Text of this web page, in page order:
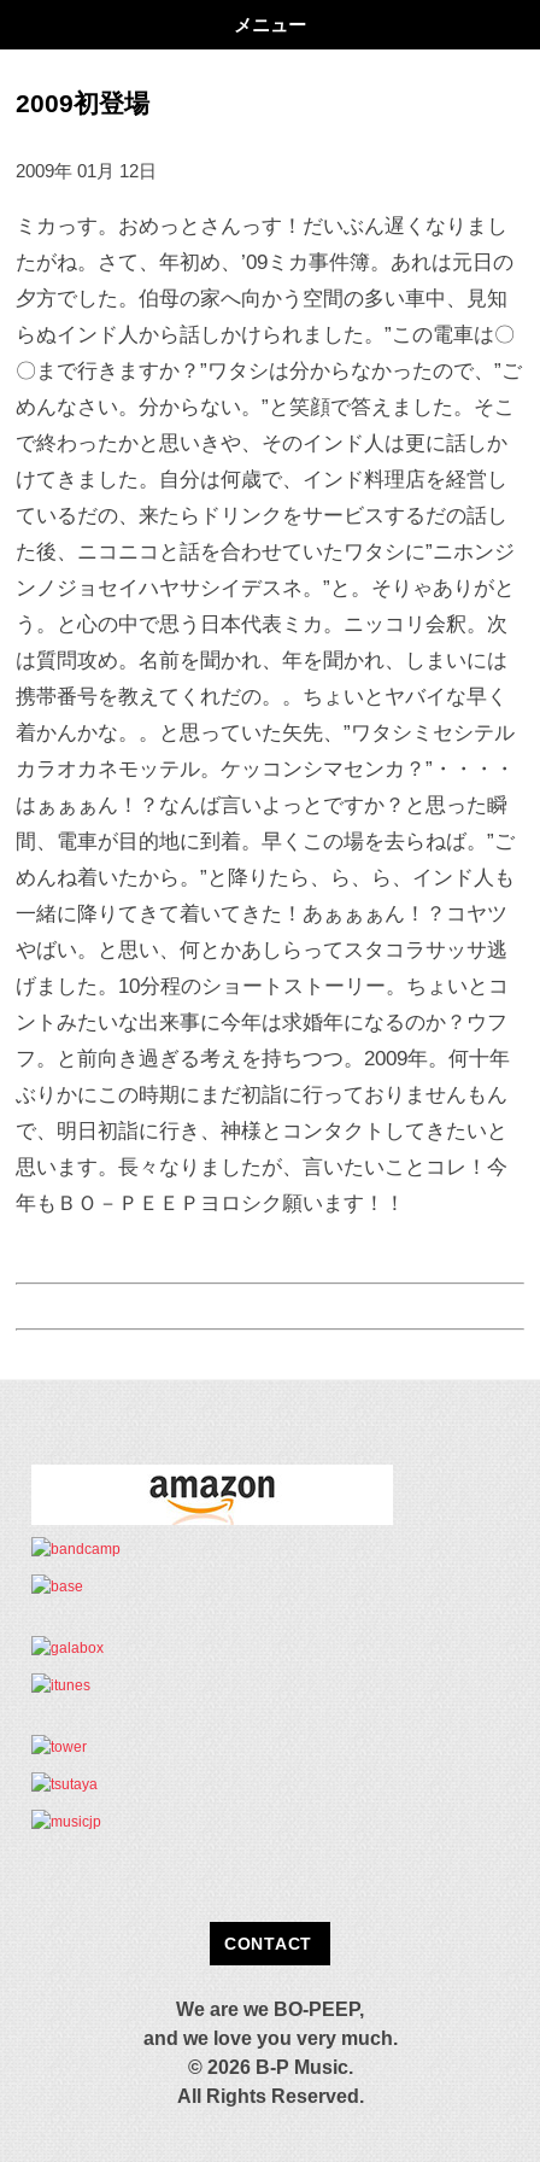
メニュー
2009初登場
2009年 01月 12日
ミカっす。おめっとさんっす！だいぶん遅くなりまし
たがね。さて、年初め、’09ミカ事件簿。あれは元日の
夕方でした。伯母の家へ向かう空間の多い車中、見知
らぬインド人から話しかけられました。”この電車は〇
〇まで行きますか？”ワタシは分からなかったので、”ご
めんなさい。分からない。”と笑顔で答えました。そこ
で終わったかと思いきや、そのインド人は更に話しか
けてきました。自分は何歳で、インド料理店を経営し
ているだの、来たらドリンクをサービスするだの話し
た後、ニコニコと話を合わせていたワタシに”ニホンジ
ンノジョセイハヤサシイデスネ。”と。そりゃありがと
う。と心の中で思う日本代表ミカ。ニッコリ会釈。次
は質問攻め。名前を聞かれ、年を聞かれ、しまいには
携帯番号を教えてくれだの。。ちょいとヤバイな早く
着かんかな。。と思っていた矢先、”ワタシミセシテル
カラオカネモッテル。ケッコンシマセンカ？”・・・・
はぁぁぁん！？なんば言いよっとですか？と思った瞬
間、電車が目的地に到着。早くこの場を去らねば。”ご
めんね着いたから。”と降りたら、ら、ら、インド人も
一緒に降りてきて着いてきた！あぁぁぁん！？コヤツ
やばい。と思い、何とかあしらってスタコラサッサ逃
げました。10分程のショートストーリー。ちょいとコ
ントみたいな出来事に今年は求婚年になるのか？ウフ
フ。と前向き過ぎる考えを持ちつつ。2009年。何十年
ぶりかにこの時期にまだ初詣に行っておりませんもん
で、明日初詣に行き、神様とコンタクトしてきたいと
思います。長々なりましたが、言いたいことコレ！今
年もＢＯ－ＰＥＥＰヨロシク願います！！
CONTACT
We are we BO-PEEP,
and we love you very much.
© 2026 B-P Music.
All Rights Reserved.